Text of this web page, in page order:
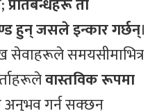
हुन् जसले इन्कार गर्छन्।
सेवाहरूले समयसीमाभित्र
वास्तविक रूपमा
अनुभव गर्न सक्छन्